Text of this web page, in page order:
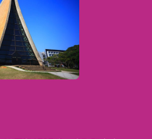
內裝修管理辦法的規
修施工人員,必須取得
內裝修工程管理士證」
內施工的業務。
設計」、「建築物室
理」職類乙級技術士
辦單位： 勞委會中
skill.tcte.edu.tw/
★